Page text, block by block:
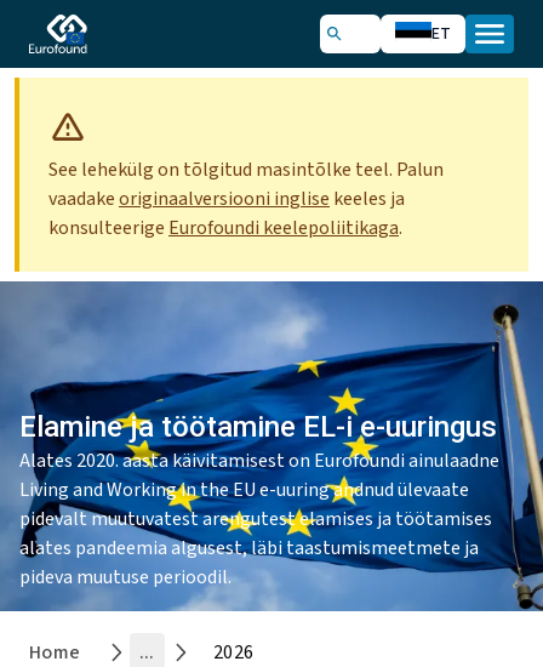
ET
See lehekülg on tõlgitud masintõlke teel. Palun
vaadakeoriginaalversiooni inglise keeles ja
konsulteerige Eurofoundi keelepoliitikaga.
Elamine ja töötamine EL-i e-uuringus
Alates 2020. aasta käivitamisest on Eurofoundi ainulaadne
Living and Working in the EU e-uuring andnud ülevaate
pidevalt muutuvatest arengutest elamises ja töötamises
alates pandeemia algusest, läbi taastumismeetmete ja
pideva muutuse perioodil.
Home ... 2026